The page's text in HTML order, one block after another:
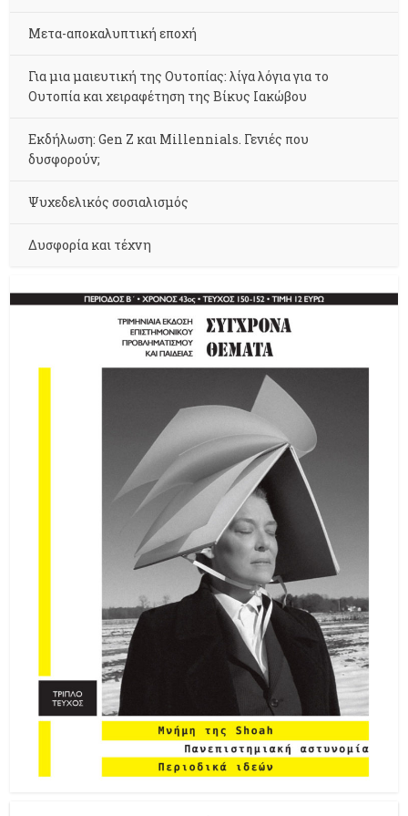
Μετα-αποκαλυπτική εποχή
Για μια μαιευτική της Ουτοπίας: λίγα λόγια για το
Ουτοπία και χειραφέτηση της Βίκυς Ιακώβου
Εκδήλωση: Gen Z και Millennials. Γενιές που
δυσφορούν;
Ψυχεδελικός σοσιαλισμός
Δυσφορία και τέχνη